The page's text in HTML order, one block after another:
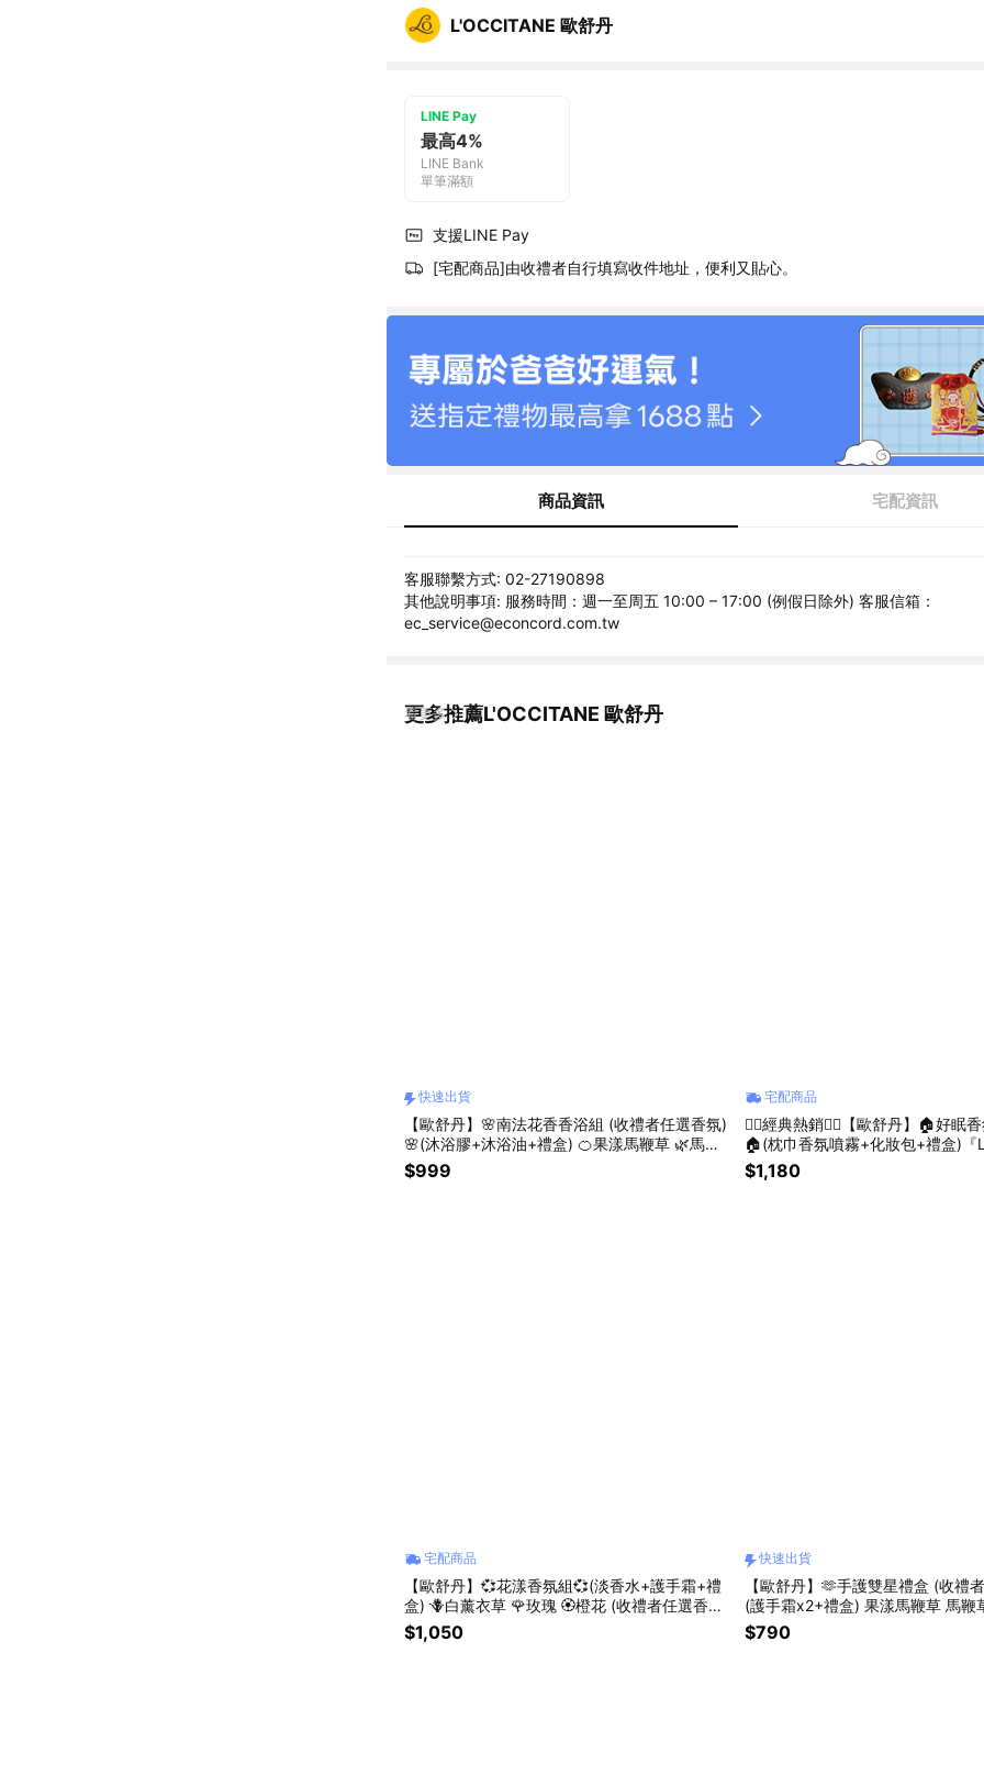
L'OCCITANE 歐舒丹
LINE Pay
最高4%
LINE Bank
單筆滿額
支援LINE Pay
[宅配商品]由收禮者自行填寫收件地址，便利又貼心。
商品資訊 宅配資訊
客服聯繫方式: 02-27190898
其他說明事項: 服務時間：週一至周五 10:00 – 17:00 (例假日除外) 客服信箱：
ec_service@econcord.com.tw
更多推薦L'OCCITANE 歐舒丹
看更多
快速出貨
【歐舒丹】🌸南法花香香浴組 (收禮者任選香氛)
🌸(沐浴膠+沐浴油+禮盒) 🍊果漾馬鞭草 🌿馬鞭
草 🪻薰衣草 改版新獻 『LINE禮物獨家組合』
[快速出貨]
$999
宅配商品
❤️‍🔥經典熱銷❤️‍🔥【歐舒丹】🏠好眠
🏠(枕巾香氛噴霧+化妝包+禮盒)『
家組合』
$1,180
宅配商品
【歐舒丹】💞花漾香氛組💞(淡香水+護手霜+禮
盒) 🪻白薰衣草 🌹玫瑰 🏵️橙花 (收禮者任選香氛)
『LINE禮物獨家組合』
$1,050
快速出貨
【歐舒丹】🫶手護雙星禮盒 (收禮
(護手霜x2+禮盒) 果漾馬鞭草 馬鞭草 薰衣草 『L
INE禮物獨家組合』 [快速出貨]
$790